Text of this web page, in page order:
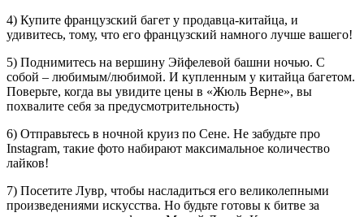
4) Купите французский багет у продавца-китайца, и
удивитесь, тому, что его французский намного лучше вашего!
5) Поднимитесь на вершину Эйфелевой башни ночью. С
собой – любимым/любимой. И купленным у китайца багетом.
Поверьте, когда вы увидите цены в «Жюль Верне», вы
похвалите себя за предусмотрительность)
6) Отправьтесь в ночной круиз по Сене. Не забудьте про
Instagram, такие фото набирают максимальное количество
лайков!
7) Посетите Лувр, чтобы насладиться его великолепными
произведениями искусства. Но будьте готовы к битве за